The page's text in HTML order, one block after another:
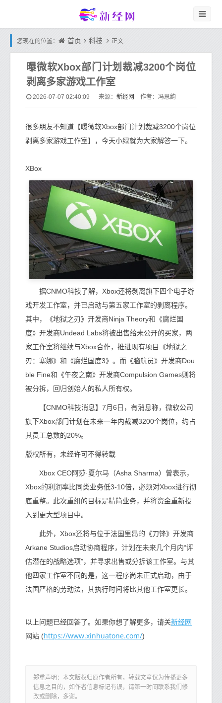
您现在的位置： 首页 科技 正文
曝微软Xbox部门计划裁减3200个岗位
剥离多家游戏工作室
2026-07-07 02:40:09 来源： 新经网 作者：冯思韵
很多朋友不知道【曝微软Xbox部门计划裁减3200个岗位
剥离多家游戏工作室】，今天小绿就为大家解答一下。
XBox
据CNMO科技了解，Xbox还将剥离旗下四个电子游
戏开发工作室，并已启动与第五家工作室的剥离程序。
其中，《地狱之刃》开发商Ninja Theory和《腐烂国
度》开发商Undead Labs将被出售给未公开的买家，两
家工作室将继续与Xbox合作，推进现有项目《地狱之
刃：塞娜》和《腐烂国度3》。而《脑航员》开发商Dou
ble Fine和《午夜之南》开发商Compulsion Games则将
被分拆，回归创始人的私人所有权。
【CNMO科技消息】7月6日，有消息称，微软公司
旗下Xbox部门计划在未来一年内裁减3200个岗位，约占
其员工总数的20%。
版权所有，未经许可不得转载
Xbox CEO阿莎·夏尔马（Asha Sharma）曾表示，
Xbox的利润率比同类业务低3-10倍，必须对Xbox进行彻
底重整。此次重组的目标是精简业务，并将资金重新投
入到更大型项目中。
此外，Xbox还将与位于法国里昂的《刀锋》开发商
Arkane Studios启动协商程序，计划在未来几个月内“评
估潜在的战略选项”，并寻求出售或分拆该工作室。与其
他四家工作室不同的是，这一程序尚未正式启动，由于
法国严格的劳动法，其执行时间将比其他工作室更长。
以上问题已经回答了。如果你想了解更多，请关新经网
网站 (https://www.xinhuatone.com/)
郑重声明：本文版权归原作者所有，转载文章仅为传播更多
信息之目的，如作者信息标记有误，请第一时间联系我们修
改或删除，多谢。